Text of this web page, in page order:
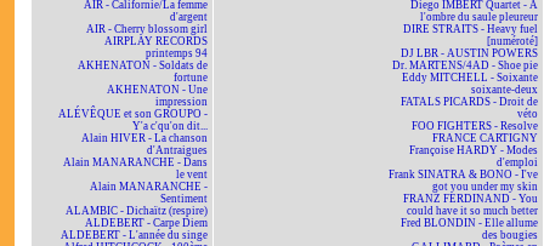
AIR - Californie/La femme
d'argent
AIR - Cherry blossom girl
AIRPLAY RECORDS
printemps 94
AKHENATON - Soldats de
fortune
AKHENATON - Une
impression
ALÉVÊQUE et son GROUPO -
Y'a c'qu'on dit...
Alain HIVER - La chanson
d'Antraigues
Alain MANARANCHE - Dans
le vent
Alain MANARANCHE -
Sentiment
ALAMBIC - Dichaïtz (respire)
ALDEBERT - Carpe Diem
ALDEBERT - L'année du singe
Diego IMBERT Quartet - À
l'ombre du saule pleureur
DIRE STRAITS - Heavy fuel
[numéroté]
DJ LBR - AUSTIN POWERS
Dr. MARTENS/4AD - Shoe pie
Eddy MITCHELL - Soixante
soixante-deux
FATALS PICARDS - Droit de
véto
FOO FIGHTERS - Resolve
FRANCE CARTIGNY
Françoise HARDY - Modes
d'emploi
Frank SINATRA & BONO - I've
got you under my skin
FRANZ FERDINAND - You
could have it so much better
Fred BLONDIN - Elle allume
des bougies